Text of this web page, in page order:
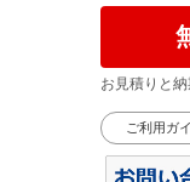
お見積りと
ご利用ガ